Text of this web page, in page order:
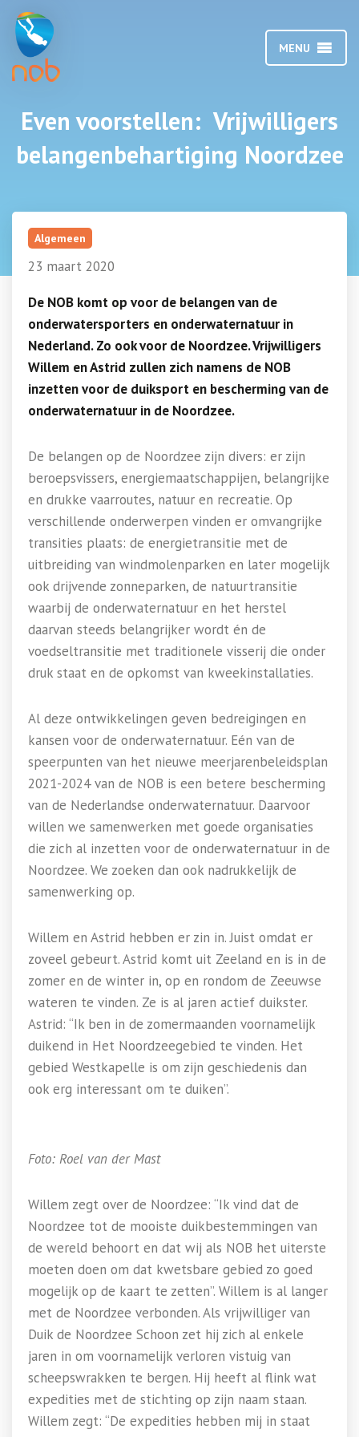
MENU
Even voorstellen: Vrijwilligers
belangenbehartiging Noordzee
Algemeen
23 maart 2020
De NOB komt op voor de belangen van de
onderwatersporters en onderwaternatuur in
Nederland. Zo ook voor de Noordzee. Vrijwilligers
Willem en Astrid zullen zich namens de NOB
inzetten voor de duiksport en bescherming van de
onderwaternatuur in de Noordzee.
De belangen op de Noordzee zijn divers: er zijn
beroepsvissers, energiemaatschappijen, belangrijke
en drukke vaarroutes, natuur en recreatie. Op
verschillende onderwerpen vinden er omvangrijke
transities plaats: de energietransitie met de
uitbreiding van windmolenparken en later mogelijk
ook drijvende zonneparken, de natuurtransitie
waarbij de onderwaternatuur en het herstel
daarvan steeds belangrijker wordt én de
voedseltransitie met traditionele visserij die onder
druk staat en de opkomst van kweekinstallaties.
Al deze ontwikkelingen geven bedreigingen en
kansen voor de onderwaternatuur. Eén van de
speerpunten van het nieuwe meerjarenbeleidsplan
2021-2024 van de NOB is een betere bescherming
van de Nederlandse onderwaternatuur. Daarvoor
willen we samenwerken met goede organisaties
die zich al inzetten voor de onderwaternatuur in de
Noordzee. We zoeken dan ook nadrukkelijk de
samenwerking op.
Willem en Astrid hebben er zin in. Juist omdat er
zoveel gebeurt. Astrid komt uit Zeeland en is in de
zomer en de winter in, op en rondom de Zeeuwse
wateren te vinden. Ze is al jaren actief duikster.
Astrid: “Ik ben in de zomermaanden voornamelijk
duikend in Het Noordzeegebied te vinden. Het
gebied Westkapelle is om zijn geschiedenis dan
ook erg interessant om te duiken”.
Foto: Roel van der Mast
Willem zegt over de Noordzee: “Ik vind dat de
Noordzee tot de mooiste duikbestemmingen van
de wereld behoort en dat wij als NOB het uiterste
moeten doen om dat kwetsbare gebied zo goed
mogelijk op de kaart te zetten”. Willem is al langer
met de Noordzee verbonden. Als vrijwilliger van
Duik de Noordzee Schoon zet hij zich al enkele
jaren in om voornamelijk verloren vistuig van
scheepswrakken te bergen. Hij heeft al flink wat
expedities met de stichting op zijn naam staan.
Willem zegt: “De expedities hebben mij in staat